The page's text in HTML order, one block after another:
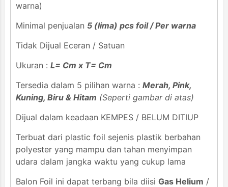
warna)
Minimal penjualan 5 (lima) pcs foil / Per warna
Tidak Dijual Eceran / Satuan
Ukuran : L= Cm x T= Cm
Tersedia dalam 5 pilihan warna : Merah, Pink,
Kuning, Biru & Hitam (Seperti gambar di atas)
Dijual dalam keadaan KEMPES / BELUM DITIUP
Terbuat dari plastic foil sejenis plastik berbahan
polyester yang mampu dan tahan menyimpan
udara dalam jangka waktu yang cukup lama
Balon Foil ini dapat terbang bila diisi Gas Helium /